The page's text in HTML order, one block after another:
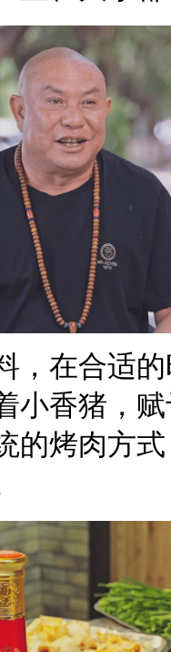
，在合适
小香猪，
的烤肉方